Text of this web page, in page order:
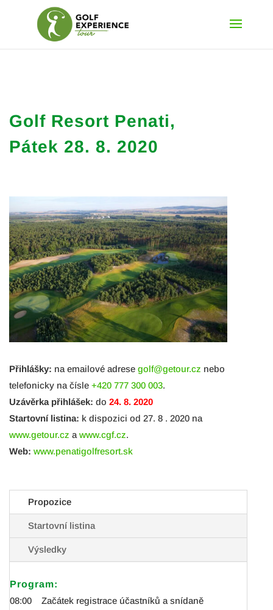
Golf Resort Penati,
Pátek 28. 8. 2020
Přihlášky: na emailové adrese golf@getour.cz nebo
telefonicky na čísle +420 777 300 003.
Uzávěrka přihlášek: do 24. 8. 2020
Startovní listina: k dispozici od 27. 8 . 2020 na
www.getour.cz a www.cgf.cz.
Web: www.penatigolfresort.sk
Propozice
Startovní listina
Výsledky
Program:
08:00 Začátek registrace účastníků a snídaně